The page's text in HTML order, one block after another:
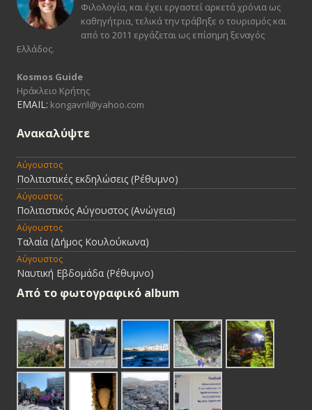
Φιλολογία, και έχει εργαστεί αρκετά χρόνια ως
καθηγήτρια, τελικά την τράβηξε ο τουρισμός και
από το 2011 εργάζεται ως επίσημη ξεναγός
Ελλάδος.
Kosmos Guide
Ηράκλειο Κρήτης
EMAIL: kongavril@yahoo.com
Ανακαλύψτε
Αύγουστος
Πολιτιστικές εκδηλώσεις (Ρέθυμνο)
Αύγουστος
Πολιτιστικός Αύγουστος (Ανώγεια)
Αύγουστος
Ταλαία (Δήμος Κουλούκωνα)
Αύγουστος
Ναυτική Εβδομάδα (Ρέθυμνο)
Από τo φωτογραφικό album